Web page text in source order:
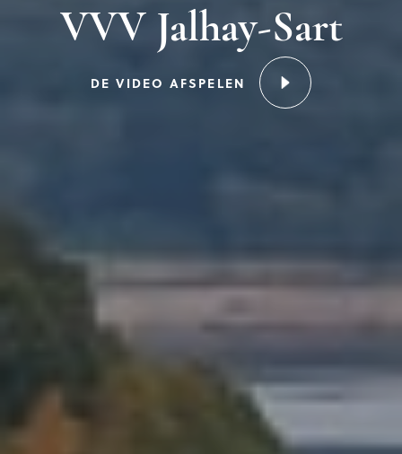
VVV Jalhay-Sart
DE VIDEO AFSPELEN